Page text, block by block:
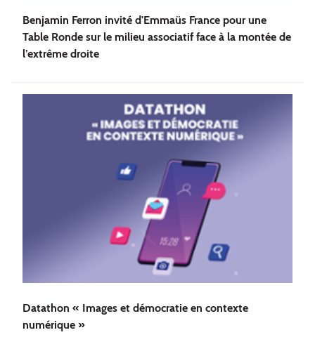
Benjamin Ferron invité d'Emmaüs France pour une
Table Ronde sur le milieu associatif face à la montée de
l’extrême droite
Datathon « Images et démocratie en contexte
numérique »